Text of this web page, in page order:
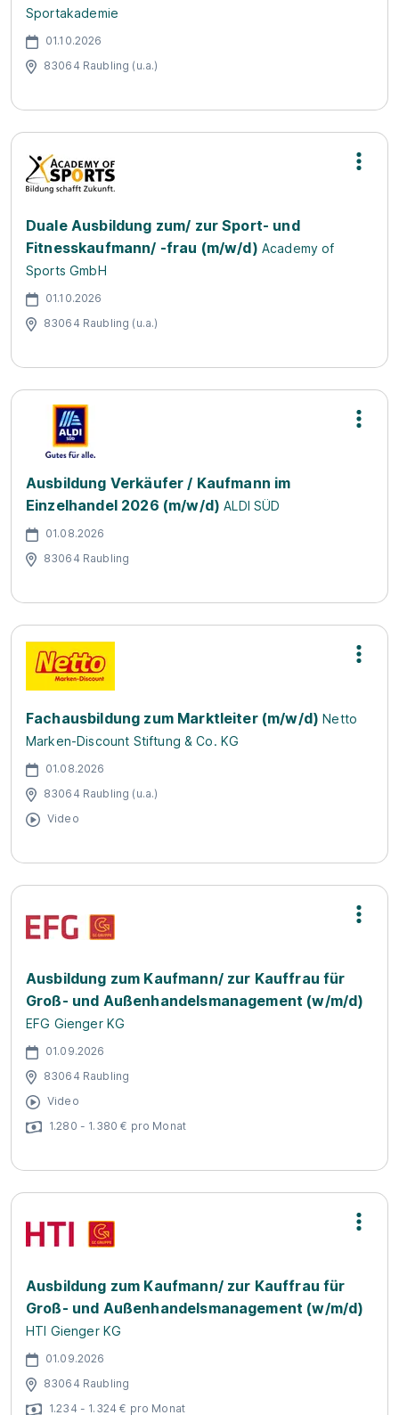
Sportakademie
01.10.2026
83064 Raubling (u.a.)
Duale Ausbildung zum/ zur Sport- und
Fitnesskaufmann/ -frau (m/w/d) Academy of
Sports GmbH
01.10.2026
83064 Raubling (u.a.)
Ausbildung Verkäufer / Kaufmann im
Einzelhandel 2026 (m/w/d) ALDI SÜD
01.08.2026
83064 Raubling
Fachausbildung zum Marktleiter (m/w/d) Netto
Marken-Discount Stiftung & Co. KG
01.08.2026
83064 Raubling (u.a.)
Video
Ausbildung zum Kaufmann/ zur Kauffrau für
Groß- und Außenhandelsmanagement (w/m/d)
EFG Gienger KG
01.09.2026
83064 Raubling
Video
1.280 - 1.380 € pro Monat
Ausbildung zum Kaufmann/ zur Kauffrau für
Groß- und Außenhandelsmanagement (w/m/d)
HTI Gienger KG
01.09.2026
83064 Raubling
1.234 - 1.324 € pro Monat